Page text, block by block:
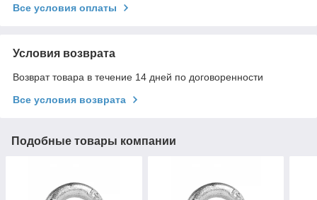
Все условия оплаты
Условия возврата
Возврат товара в течение 14 дней по договоренности
Все условия возврата
Подобные товары компании